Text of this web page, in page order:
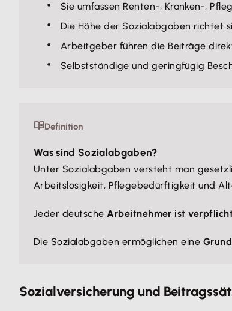
Sie umfassen Renten-, Kranken-,
Die Höhe der Sozialabgaben richtet
Arbeitgeber führen die Beiträge
Selbstständige und geringfügig
Definition
Was sind Sozialabgaben?
Unter Sozialabgaben versteht man
Arbeitslosigkeit, Pflegebedürftigkeit und
Jeder deutscheArbeitnehmer ist
Die Sozialabgaben ermöglichen eine
Sozialversicherung und